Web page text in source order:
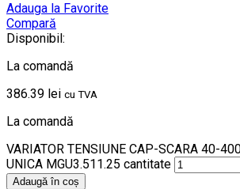
Adauga la Favorite
Compară
Disponibil:
La comandă
386.39 lei cu TVA
La comandă
VARIATOR TENSIUNE CAP-SCARA 40-
UNICA MGU3.511.25 cantitate
Adaugă în coș